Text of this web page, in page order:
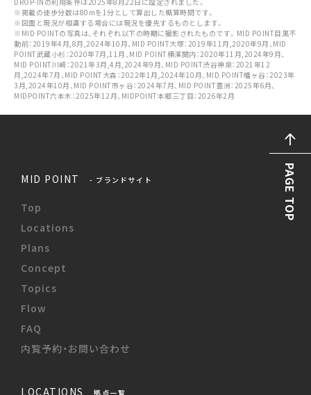
※掲載の徒歩分数は80mを1分として算出した概算時間です。
※図面と現況が相違する場合には現況を優先するものとします。
※MID POINTの写真は、それぞれ以下の時期に撮影されたものです。MID POINT目黒不
動前：2019年4月,8月,2024年10月、MID POINT大塚：2019年11月,2020年9月、MID
POINT武蔵小杉：2020年7月,11月、MID POINT横濱関内：2020年11月,2024年9月、
MID POINT川崎：2021年3月,4月,2024年9月、MID POINT渋谷神泉：2021年12
月,2024年7月、MID POINT大森：2022年1月,2024年10月、MID POINT幡ヶ谷：2023年
3月,2024年10月、MID POINT市ヶ谷：2024年7月、MID POINT豊洲：2025年6月、
MIDPOINT六本木：2025年12月、MIDPOINT本郷三丁目：2026年2月
PAGE TOP
MID POINT - ブランドサイト
Top
Locations
Plans
Concept
Topics
Flow
FAQ
内覧予約・お問い合わせ
LOCATIONS
拠点一覧